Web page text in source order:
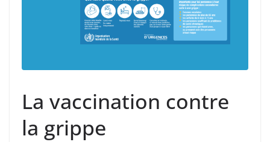
La vaccination contre
la grippe